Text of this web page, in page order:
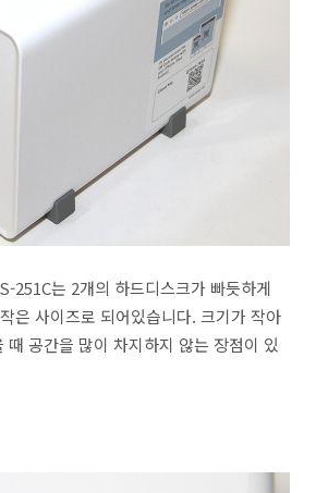
는 2개의 하드디스크가 빠듯하게
은 사이즈로 되어있습니다. 크기가 작아
때 공간을 많이 차지하지 않는 장점이 있